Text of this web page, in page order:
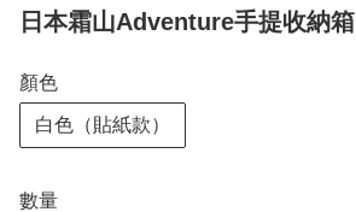
日本霜山Adventure手提收納箱
顏色
白色（貼紙款）
數量